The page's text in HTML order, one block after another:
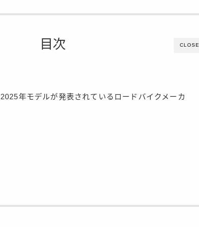
CLOSE
目次
2025年モデルが発表されているロードバイクメーカ